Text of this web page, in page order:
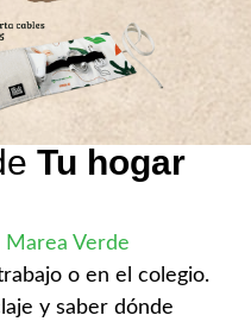
Tu hogar
Marea Verde
o en el colegio.
y saber dónde